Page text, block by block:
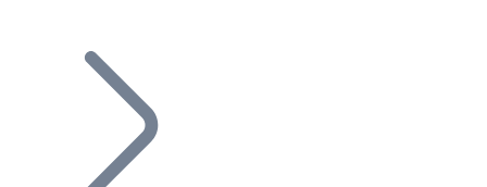
Ajoutez le token de votre projet à notre service